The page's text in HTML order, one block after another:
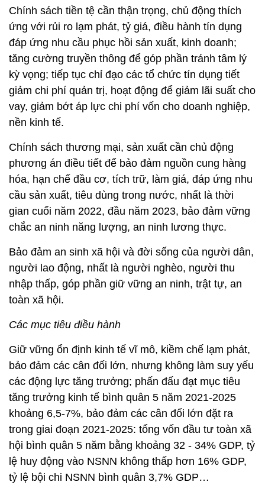
Chính sách tiền tệ cần thận trọng, chủ động thích
ứng với rủi ro lạm phát, tỷ giá, điều hành tín dụng
đáp ứng nhu cầu phục hồi sản xuất, kinh doanh;
tăng cường truyền thông để góp phần tránh tâm lý
kỳ vọng; tiếp tục chỉ đạo các tổ chức tín dụng tiết
giảm chi phí quản trị, hoạt động để giảm lãi suất cho
vay, giảm bớt áp lực chi phí vốn cho doanh nghiệp,
nền kinh tế.
Chính sách thương mại, sản xuất cần chủ động
phương án điều tiết để bảo đảm nguồn cung hàng
hóa, hạn chế đầu cơ, tích trữ, làm giá, đáp ứng nhu
cầu sản xuất, tiêu dùng trong nước, nhất là thời
gian cuối năm 2022, đầu năm 2023, bảo đảm vững
chắc an ninh năng lượng, an ninh lương thực.
Bảo đảm an sinh xã hội và đời sống của người dân,
người lao động, nhất là người nghèo, người thu
nhập thấp, góp phần giữ vững an ninh, trật tự, an
toàn xã hội.
Các mục tiêu điều hành
Giữ vững ổn định kinh tế vĩ mô, kiềm chế lạm phát,
bảo đảm các cân đối lớn, nhưng không làm suy yếu
các động lực tăng trưởng; phấn đấu đạt mục tiêu
tăng trưởng kinh tế bình quân 5 năm 2021-2025
khoảng 6,5-7%, bảo đảm các cân đối lớn đặt ra
trong giai đoạn 2021-2025: tổng vốn đầu tư toàn xã
hội bình quân 5 năm bằng khoảng 32 - 34% GDP, tỷ
lệ huy động vào NSNN không thấp hơn 16% GDP,
tỷ lệ bội chi NSNN bình quân 3,7% GDP…